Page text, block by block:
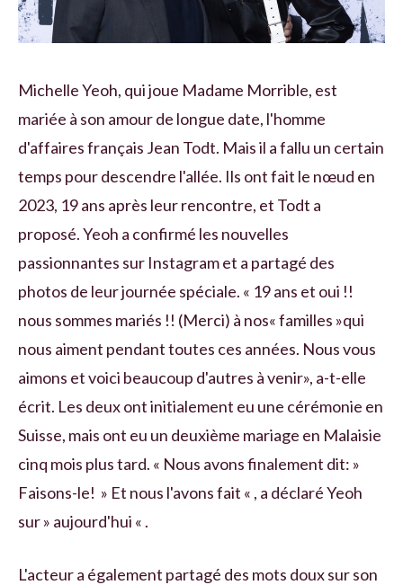
Michelle Yeoh, qui joue Madame Morrible, est
mariée à son amour de longue date, l'homme
d'affaires français Jean Todt. Mais il a fallu un certain
temps pour descendre l'allée. Ils ont fait le nœud en
2023, 19 ans après leur rencontre, et Todt a
proposé. Yeoh a confirmé les nouvelles
passionnantes sur Instagram et a partagé des
photos de leur journée spéciale. « 19 ans et oui !!
nous sommes mariés !! (Merci) à nos« familles »qui
nous aiment pendant toutes ces années. Nous vous
aimons et voici beaucoup d'autres à venir», a-t-elle
écrit. Les deux ont initialement eu une cérémonie en
Suisse, mais ont eu un deuxième mariage en Malaisie
cinq mois plus tard. « Nous avons finalement dit: »
Faisons-le! » Et nous l'avons fait « , a déclaré Yeoh
sur » aujourd'hui « .
L'acteur a également partagé des mots doux sur son